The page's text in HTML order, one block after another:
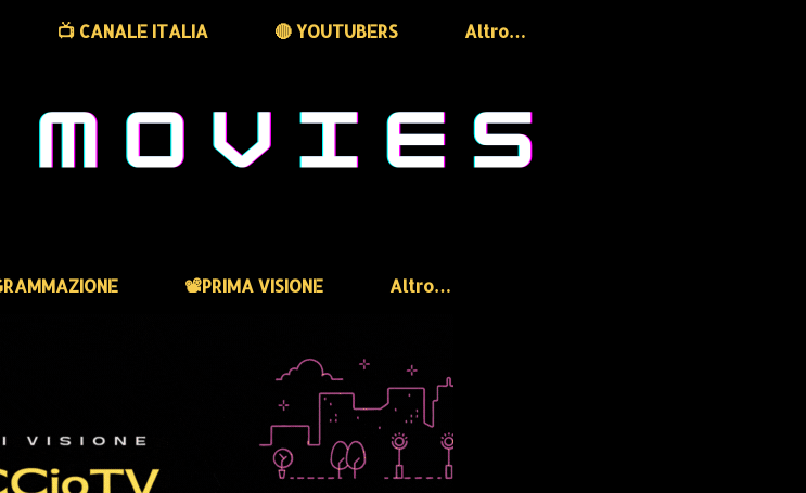
📺 CANALE ITALIA 🔴 YOUTUBERS Altro…
📽️PRIMA VISIONE Altro…